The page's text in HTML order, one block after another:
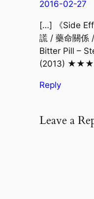
2016-02-27
[…] 《Side
謊 / 藥命關係
Bitter Pill –
(2013)
Reply
Leave a